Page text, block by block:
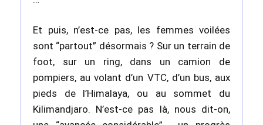
Et puis, n’est-ce pas, les femmes voilées
sont “partout” désormais ? Sur un terrain de
foot, sur un ring, dans un camion de
pompiers, au volant d’un VTC, d’un bus, aux
pieds de l’Himalaya, ou au sommet du
Kilimandjaro. N’est-ce pas là, nous dit-on,